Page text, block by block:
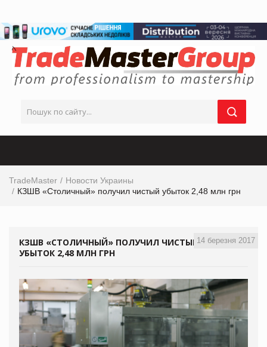
TradeMaster
Новости Украины
КЗШВ «Столичный» получил чистый убыток 2,48 млн грн
14 березня 2017
КЗШВ «СТОЛИЧНЫЙ» ПОЛУЧИЛ ЧИСТЫЙ
УБЫТОК 2,48 МЛН ГРН